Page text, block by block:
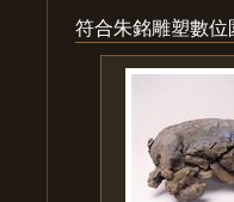
符合朱銘雕塑數